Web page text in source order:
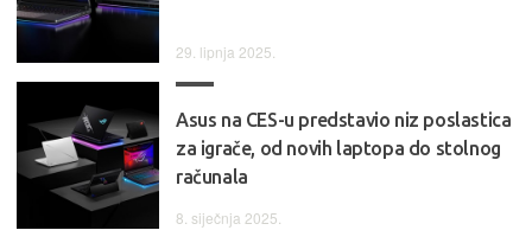
29. lipnja 2025.
Asus na CES-u predstavio niz poslastica
za igrače, od novih laptopa do stolnog
računala
8. siječnja 2025.